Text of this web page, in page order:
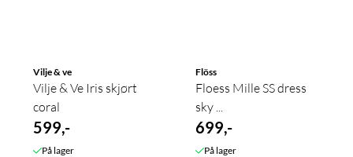
Vilje & ve
Vilje & Ve Iris skjørt
coral
599,-
På lager
Flöss
Floess Mille SS dress
sky ...
699,-
På lager